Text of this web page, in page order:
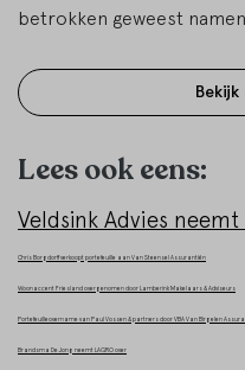
betrokken geweest
Lees ook eens:
Veldsink Advies
Chris Borgdorff verkoopt portefeuille aan Van Steensel Assurantiën
Woonaccent Friesland overgenomen door Lamberink Makelaars & Adviseurs
Portefeuilleovername van Paul Vossen & partners door VBA Van Birgelen
Brandsma De Jong neemt LAGRO over